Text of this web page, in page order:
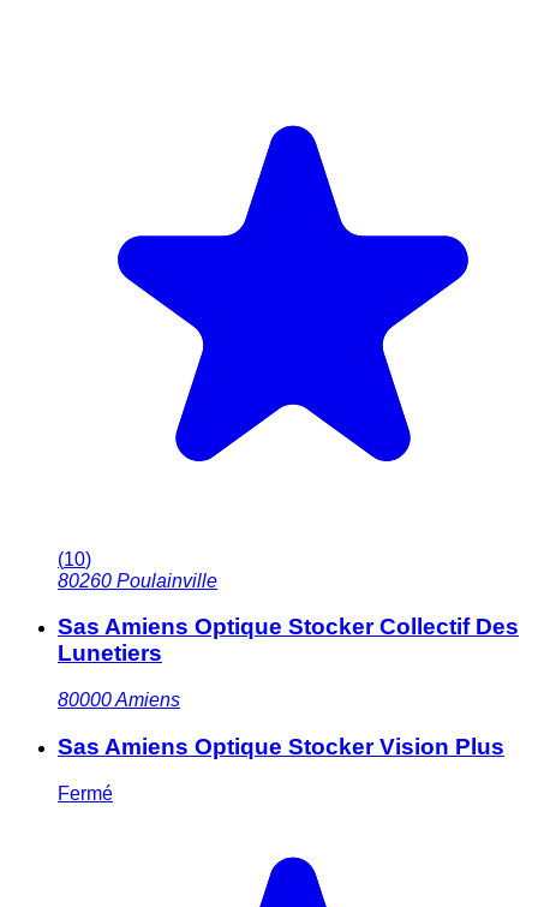
(10)
80260 Poulainville
Sas Amiens Optique Stocker Collectif Des
Lunetiers
80000Amiens
Sas Amiens Optique Stocker Vision Plus
Fermé